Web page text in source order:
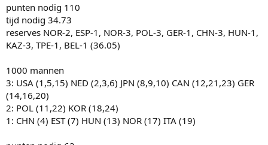
punten nodig 110
tijd nodig 34.73
reserves NOR-2, ESP-1, NOR-3, POL-3, GER-1, CHN-3, HUN-1,
KAZ-3, TPE-1, BEL-1 (36.05)
1000 mannen
3: USA (1,5,15) NED (2,3,6) JPN (8,9,10) CAN (12,21,23) GER
(14,16,20)
2: POL (11,22) KOR (18,24)
1: CHN (4) EST (7) HUN (13) NOR (17) ITA (19)